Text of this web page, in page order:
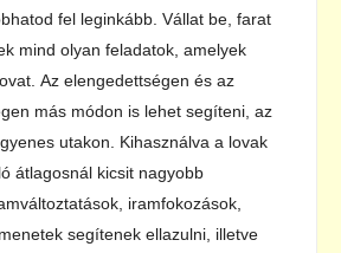
fel leginkább. Vállat be, farat
mind olyan feladatok, amelyek
Az elengedettségen és az
más módon is lehet segíteni, az
utakon. Kihasználva a lovak
átlagosnál kicsit nagyobb
iramfokozások,
segítenek ellazulni, illetve